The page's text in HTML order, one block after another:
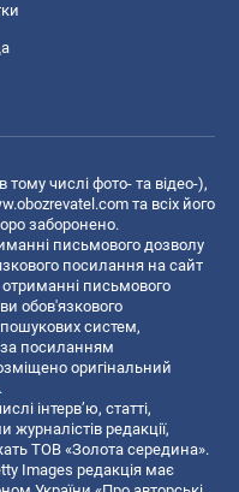
тому числі фото- та відео-),
та всіх його
заборонено.
письмового дозволу
посилання на сайт
отриманні письмового
обов'язкового
систем,
за посиланням
оригінальний
інтерв’ю, статті,
редакції,
ТОВ «Золота середина».
Images редакція має